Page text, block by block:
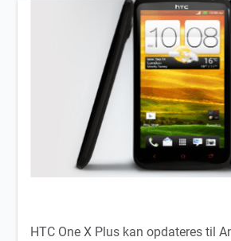
HTC One X Plus kan opdateres til